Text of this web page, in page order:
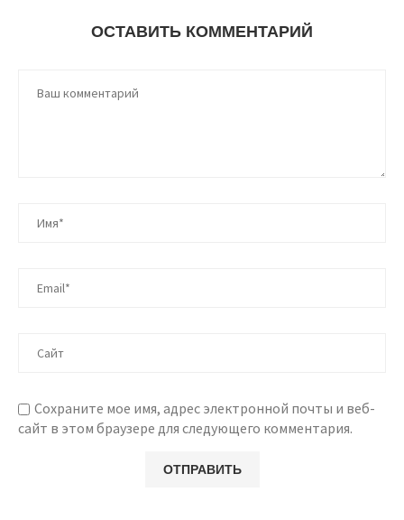
ОСТАВИТЬ КОММЕНТАРИЙ
Сохраните мое имя, адрес электронной почты и веб-
сайт в этом браузере для следующего комментария.